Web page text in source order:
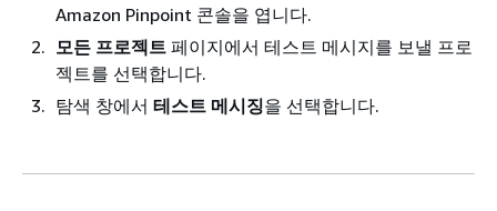
Amazon Pinpoint 콘솔을 엽니다.
모든 프로젝트 페이지에서 테스트 메시지를 보낼 프로
젝트를 선택합니다.
탐색 창에서 테스트 메시징을 선택합니다.